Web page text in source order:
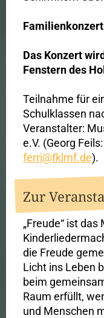
Familienkonzert
Das Konzert
Fenstern des
Teilnahme für
Schulklassen
Veranstalter:
e.V. (Georg
ferri@fklmf.de).
Zur
„Freude“ ist
die Freude
Licht ins Leben
beim
Raum erfüllt,
und Menschen